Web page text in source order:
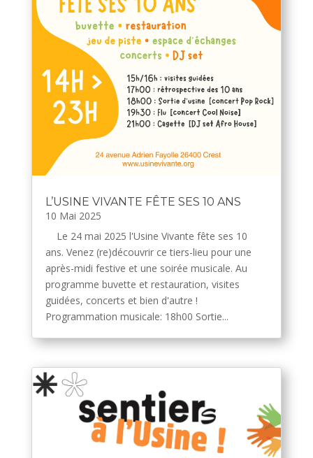
L’USINE VIVANTE FÊTE SES 10 ANS
10 Mai 2025
Le 24 mai 2025 l'Usine Vivante fête ses 10
ans. Venez (re)découvrir ce tiers-lieu pour une
après-midi festive et une soirée musicale. Au
programme buvette et restauration, visites
guidées, concerts et bien d'autre !
Programmation musicale: 18h00 Sortie...